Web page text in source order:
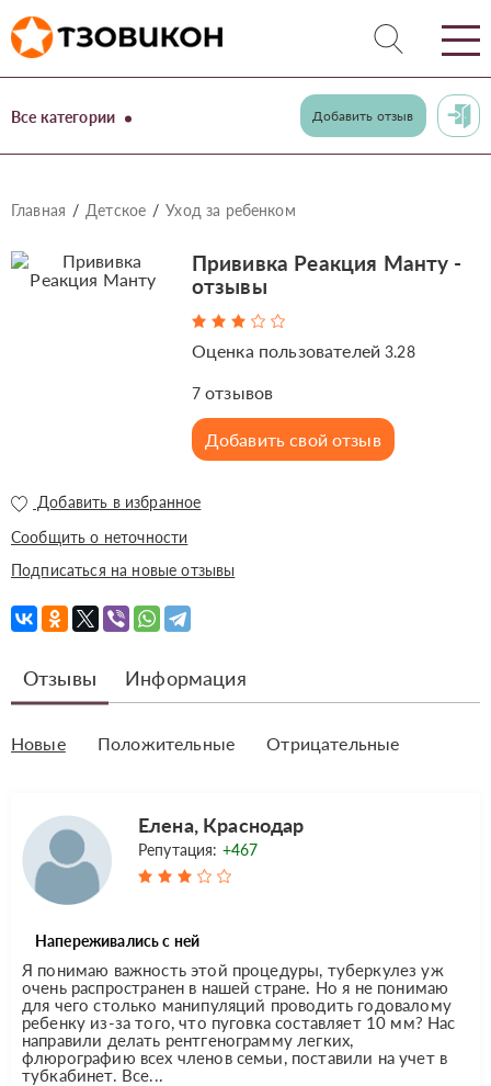
Все категории Добавить отзыв
Главная Детское Уход за ребенком
Прививка Реакция Манту -
отзывы
Оценка пользователей3.28
7отзывов
Добавить свой отзыв
Добавить в избранное
Сообщить о неточности
Подписаться на новые отзывы
Отзывы Информация
Новые Положительные Отрицательные
Елена, Краснодар
Репутация: +467
Напереживались с ней
Я понимаю важность этой процедуры, туберкулез уж
очень распространен в нашей стране. Но я не понимаю
для чего столько манипуляций проводить годовалому
ребенку из-за того, что пуговка составляет 10 мм? Нас
направили делать рентгенограмму легких,
флюрографию всех членов семьи, поставили на учет в
тубкабинет. Все...